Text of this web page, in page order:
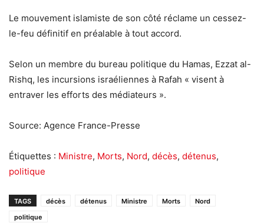
Le mouvement islamiste de son côté réclame un cessez-
le-feu définitif en préalable à tout accord.
Selon un membre du bureau politique du Hamas, Ezzat al-
Rishq, les incursions israéliennes à Rafah « visent à
entraver les efforts des médiateurs ».
Source: Agence France-Presse
Étiquettes : Ministre, Morts, Nord, décès, détenus,
politique
TAGS décès détenus Ministre Morts
Nord
politique